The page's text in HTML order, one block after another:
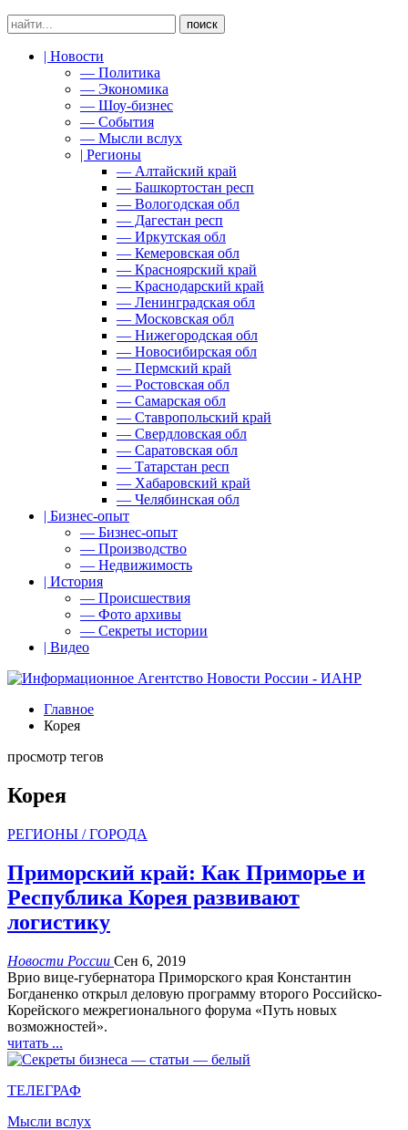
| Новости
— Политика
— Экономика
— Шоу-бизнес
— События
— Мысли вслух
| Регионы
— Алтайский край
— Башкортостан респ
— Вологодская обл
— Дагестан респ
— Иркутская обл
— Кемеровская обл
— Красноярский край
— Краснодарский край
— Ленинградская обл
— Московская обл
— Нижегородская обл
— Новосибирская обл
— Пермский край
— Ростовская обл
— Самарская обл
— Ставропольский край
— Свердловская обл
— Саратовская обл
— Татарстан респ
— Хабаровский край
— Челябинская обл
| Бизнес-опыт
— Бизнес-опыт
— Производство
— Недвижимость
| История
— Происшествия
— Фото архивы
— Секреты истории
| Видео
Главное
Корея
просмотр тегов
Корея
РЕГИОНЫ / ГОРОДА
Приморский край: Как Приморье и
Республика Корея развивают
логистику
Новости России Сен 6, 2019
Врио вице-губернатора Приморского края Константин
Богданенко открыл деловую программу второго Российско-
Корейского межрегионального форума «Путь новых
возможностей».
читать ...
ТЕЛЕГРАФ
Мысли вслух